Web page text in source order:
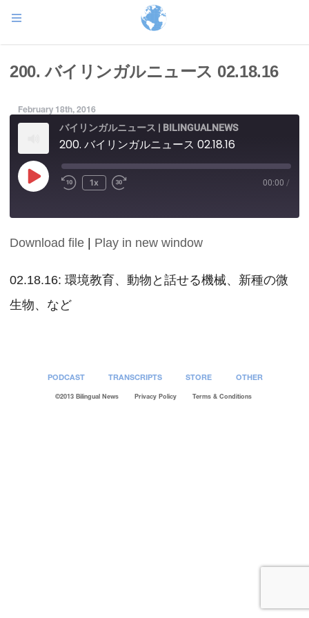
200. バイリンガルニュース 02.18.16
February 18th, 2016
バイリンガルニュース | BILINGUALNEWS
200. バイリンガルニュース 02.18.16
Play
Episode
1x 00:00 /
SHARE
LINK
EMBED
Download file Play in new window
02.18.16: 環境教育、動物と話せる機械、新種の微
生物、など
PODCAST TRANSCRIPTS STORE OTHER
©2013 Bilingual News Privacy Policy Terms & Conditions